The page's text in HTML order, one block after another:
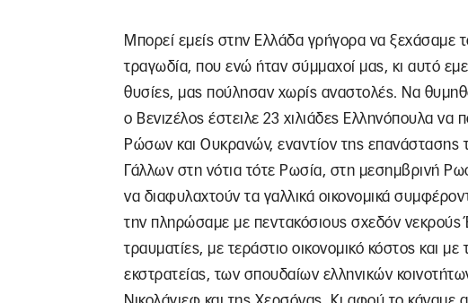
Μπορεί εμείς στην Ελλάδα γρήγορα να ξεχάσαμε
τραγωδία, που ενώ ήταν σύμμαχοί μας, κι αυτό
θυσίες, μας πούλησαν χωρίς αναστολές. Να
ο Βενιζέλος έστειλε 23 χιλιάδες Ελληνόπουλα
Ρώσων και Ουκρανών, εναντίον της επανάστασης
Γάλλων στη νότια τότε Ρωσία, στη μεσημβρινή
να διαφυλαχτούν τα γαλλικά οικονομικά
την πληρώσαμε με πεντακόσιους σχεδόν νεκρούς
τραυματίες, με τεράστιο οικονομικό κόστος και
εκστρατείας, των σπουδαίων ελληνικών